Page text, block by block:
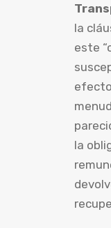
la
este
la